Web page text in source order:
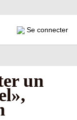
Se connecter
un